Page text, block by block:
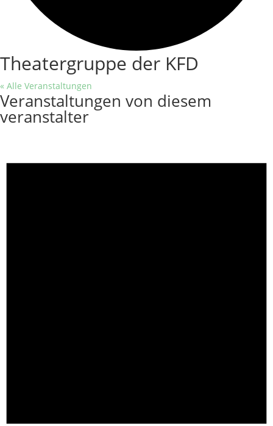
Theatergruppe der KFD
« Alle Veranstaltungen
Veranstaltungen von diesem
veranstalter